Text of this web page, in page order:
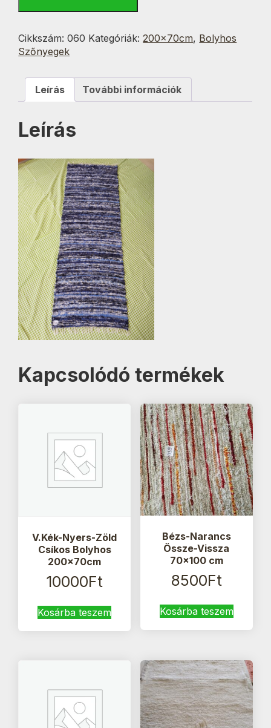
70x200
cm
mennyiség
Cikkszám:060 Kategóriák:200x70cm, Bolyhos
Szőnyegek
Leírás További információk
Leírás
Kapcsolódó termékek
V.Kék-Nyers-Zöld
Csíkos Bolyhos
200x70cm
10000Ft
Kosárba teszem
Bézs-Narancs
Össze-Vissza
70×100 cm
8500Ft
Kosárba teszem